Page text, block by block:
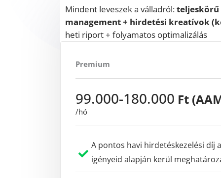
Mindent leveszek a válladról:teljeskörű
management + hirdetési kreatívok
heti riport + folyamatos optimalizálás
Premium
99.000-180.000 Ft
/hó
A pontos havi hirdetéskezelési díj
igényeid alapján kerül